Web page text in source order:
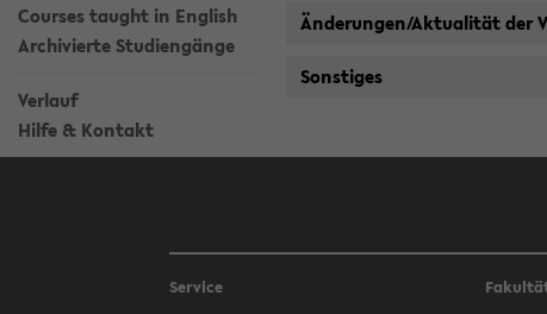
Courses taught in English
Archivierte Studiengänge
Verlauf
Hilfe & Kontakt
Änderungen/Aktualität der
Sonstiges
Service